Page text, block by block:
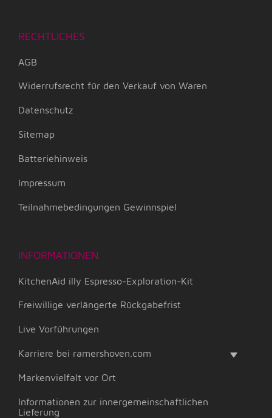
RECHTLICHES
AGB
Widerrufsrecht für den Verkauf von Waren
Datenschutz
Sitemap
Batteriehinweis
Impressum
Teilnahmebedingungen Gewinnspiel
INFORMATIONEN
KitchenAid illy Espresso-Exploration-Kit
Freiwillige verlängerte Rückgabefrist
Live Vorführungen
Karriere bei ramershoven.com
Markenvielfalt vor Ort
Informationen zur innergemeinschaftlichen
Lieferung